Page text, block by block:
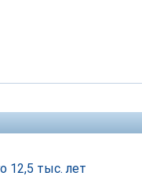
12,5 тыс. лет